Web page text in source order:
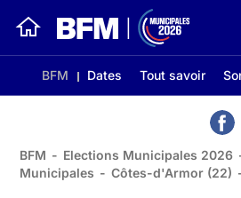
BFM Dates Tout savoir
BFM - Elections Municipales 2026
Municipales - Côtes-d'Armor (22)